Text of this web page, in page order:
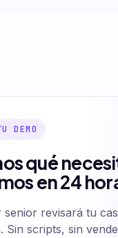
DEMO
qué
en 24
revisará tu
Sin scripts, sin